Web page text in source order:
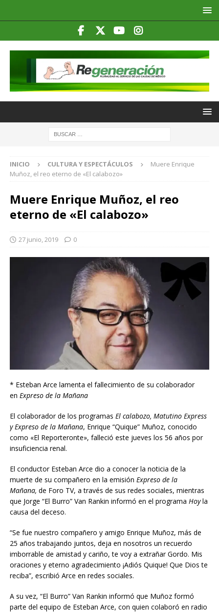
INICIO CULTURA Y ESPECTÁCULOS
Muere Enrique
Muñoz, el reo eterno de «El calabozo»
Muere Enrique Muñoz, el reo
eterno de «El calabozo»
27 junio, 2019 0
* Esteban Arce lamenta el fallecimiento de su colaborador
en Expreso de la Mañana
El colaborador de los programas El calabozo, Matutino Express
y Expreso de la Mañana, Enrique “Quique” Muñoz, conocido
como «El Reporteronte», falleció este jueves los 56 años por
insuficiencia renal.
El conductor Esteban Arce dio a conocer la noticia de la
muerte de su compañero en la emisión Expreso de la
Mañana, de Foro TV, a través de sus redes sociales, mientras
que Jorge “El Burro” Van Rankin informó en el programa Hoyla
causa del deceso.
“Se fue nuestro compañero y amigo Enrique Muñoz, más de
25 años trabajando juntos, deja en nosotros un recuerdo
imborrable de amistad y cariño, te voy a extrañar Gordo. Mis
oraciones y eterno agradecimiento ¡Adiós Quique! Que Dios te
reciba”, escribió Arce en redes sociales.
A su vez, “El Burro” Van Rankin informó que Muñoz formó
parte del equipo de Esteban Arce, con quien colaboró en radio